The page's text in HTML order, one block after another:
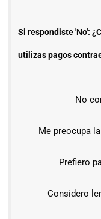
Si respondiste 'No':
utilizas pagos
No
Me preocupa
Prefiero
Considero